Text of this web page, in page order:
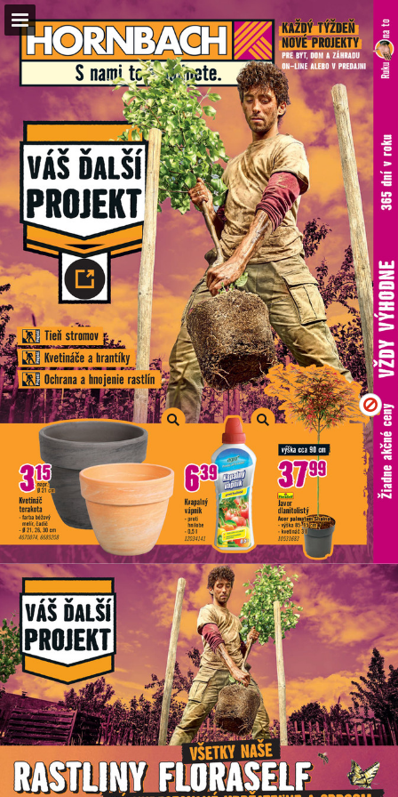
hornbach.sk
Náhľad stránky
Celá obrazovka
Stiahnuť PDF
Vyhľadávať